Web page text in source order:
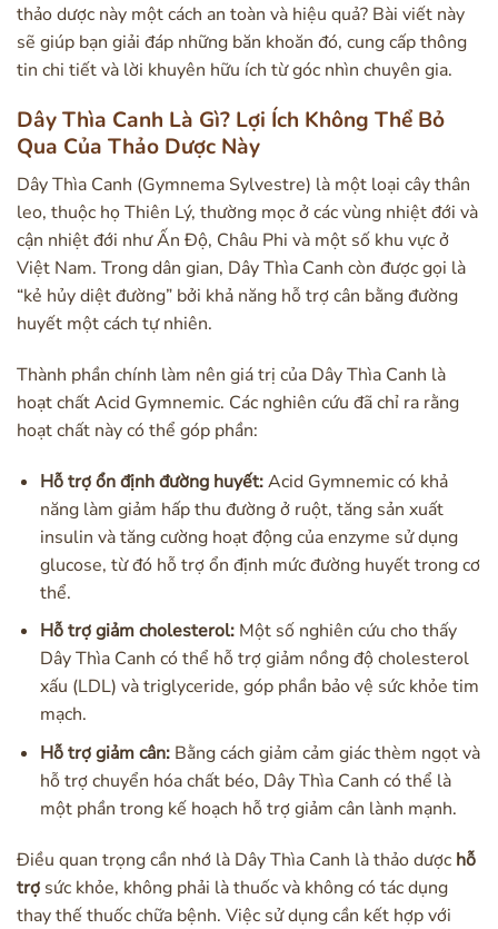
thảo dược này một cách an toàn và hiệu quả? Bài viết này
sẽ giúp bạn giải đáp những băn khoăn đó, cung cấp thông
tin chi tiết và lời khuyên hữu ích từ góc nhìn chuyên gia.
Dây Thìa Canh Là Gì? Lợi Ích Không Thể Bỏ
Qua Của Thảo Dược Này
Dây Thìa Canh (Gymnema Sylvestre) là một loại cây thân
leo, thuộc họ Thiên Lý, thường mọc ở các vùng nhiệt đới và
cận nhiệt đới như Ấn Độ, Châu Phi và một số khu vực ở
Việt Nam. Trong dân gian, Dây Thìa Canh còn được gọi là
“kẻ hủy diệt đường” bởi khả năng hỗ trợ cân bằng đường
huyết một cách tự nhiên.
Thành phần chính làm nên giá trị của Dây Thìa Canh là
hoạt chất Acid Gymnemic. Các nghiên cứu đã chỉ ra rằng
hoạt chất này có thể góp phần:
Hỗ trợ ổn định đường huyết:Acid Gymnemic có khả
năng làm giảm hấp thu đường ở ruột, tăng sản xuất
insulin và tăng cường hoạt động của enzyme sử dụng
glucose, từ đó hỗ trợ ổn định mức đường huyết trong cơ
thể.
Hỗ trợ giảm cholesterol:Một số nghiên cứu cho thấy
Dây Thìa Canh có thể hỗ trợ giảm nồng độ cholesterol
xấu (LDL) và triglyceride, góp phần bảo vệ sức khỏe tim
mạch.
Hỗ trợ giảm cân:Bằng cách giảm cảm giác thèm ngọt và
hỗ trợ chuyển hóa chất béo, Dây Thìa Canh có thể là
một phần trong kế hoạch hỗ trợ giảm cân lành mạnh.
Điều quan trọng cần nhớ là Dây Thìa Canh là thảo dược hỗ
trợ sức khỏe, không phải là thuốc và không có tác dụng
thay thế thuốc chữa bệnh. Việc sử dụng cần kết hợp với